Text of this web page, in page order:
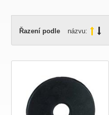
Řazení podle názvu: